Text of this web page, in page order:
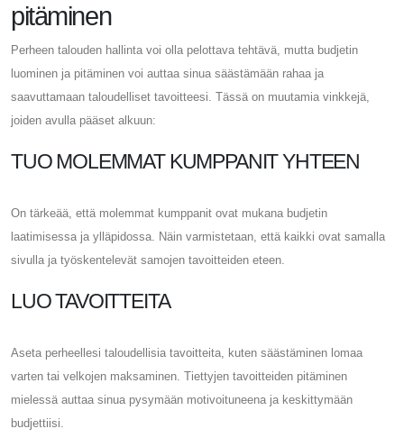
pitäminen
Perheen talouden hallinta voi olla pelottava tehtävä, mutta budjetin
luominen ja pitäminen voi auttaa sinua säästämään rahaa ja
saavuttamaan taloudelliset tavoitteesi. Tässä on muutamia vinkkejä,
joiden avulla pääset alkuun:
TUO MOLEMMAT KUMPPANIT YHTEEN
On tärkeää, että molemmat kumppanit ovat mukana budjetin
laatimisessa ja ylläpidossa. Näin varmistetaan, että kaikki ovat samalla
sivulla ja työskentelevät samojen tavoitteiden eteen.
LUO TAVOITTEITA
Aseta perheellesi taloudellisia tavoitteita, kuten säästäminen lomaa
varten tai velkojen maksaminen. Tiettyjen tavoitteiden pitäminen
mielessä auttaa sinua pysymään motivoituneena ja keskittymään
budjettiisi.